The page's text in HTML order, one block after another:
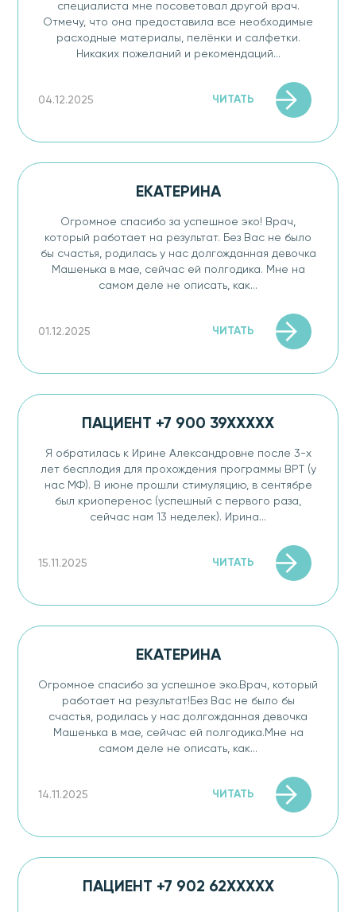
специалиста мне посоветовал другой врач.
Отмечу, что она предоставила все необходимые
расходные материалы, пелёнки и салфетки.
Никаких пожеланий и рекомендаций...
04.12.2025 ЧИТАТЬ
ЕКАТЕРИНА
Огромное спасибо за успешное эко! Врач,
который работает на результат. Без Вас не было
бы счастья, родилась у нас долгожданная девочка
Машенька в мае, сейчас ей полгодика. Мне на
самом деле не описать, как...
01.12.2025 ЧИТАТЬ
ПАЦИЕНТ +7 900 39XXXXX
Я обратилась к Ирине Александровне после 3-х
лет бесплодия для прохождения программы ВРТ (у
нас МФ). В июне прошли стимуляцию, в сентябре
был криоперенос (успешный с первого раза,
сейчас нам 13 неделек). Ирина...
15.11.2025 ЧИТАТЬ
ЕКАТЕРИНА
Огромное спасибо за успешное эко.Врач, который
работает на результат!Без Вас не было бы
счастья, родилась у нас долгожданная девочка
Машенька в мае, сейчас ей полгодика.Мне на
самом деле не описать, как...
14.11.2025 ЧИТАТЬ
ПАЦИЕНТ +7 902 62XXXXX